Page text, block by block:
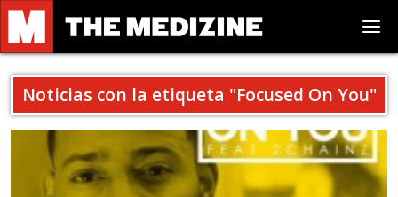
Noticias con la etiqueta "Focused On You"